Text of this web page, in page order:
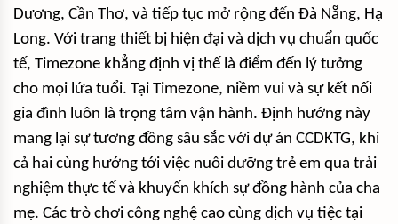
Dương, Cần Thơ, và tiếp tục mở rộng đến Đà Nẵng, Hạ
Long. Với trang thiết bị hiện đại và dịch vụ chuẩn quốc
tế, Timezone khẳng định vị thế là điểm đến lý tưởng
cho mọi lứa tuổi. Tại Timezone, niềm vui và sự kết nối
gia đình luôn là trọng tâm vận hành. Định hướng này
mang lại sự tương đồng sâu sắc với dự án CCDKTG, khi
cả hai cùng hướng tới việc nuôi dưỡng trẻ em qua trải
nghiệm thực tế và khuyến khích sự đồng hành của cha
mẹ. Các trò chơi công nghệ cao cùng dịch vụ tiệc tại